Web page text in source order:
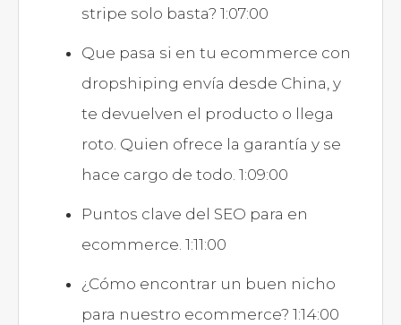
stripe solo basta? 1:07:00
Que pasa si en tu ecommerce con
dropshiping envía desde China, y
te devuelven el producto o llega
roto. Quien ofrece la garantía y se
hace cargo de todo. 1:09:00
Puntos clave del SEO para en
ecommerce. 1:11:00
¿Cómo encontrar un buen nicho
para nuestro ecommerce? 1:14:00